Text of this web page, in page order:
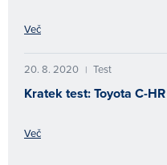
Več
20. 8. 2020 | Test
Kratek test: Toyota C-
Več